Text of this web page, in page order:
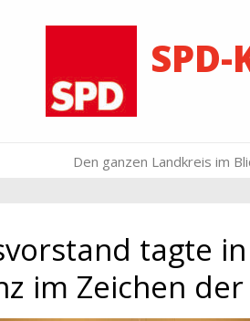
SPD-
Den ganzen Landkreis im
tagte
im Zeichen